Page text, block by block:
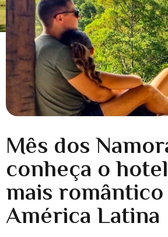
Mês dos
conheça o
mais romântico
América Latina